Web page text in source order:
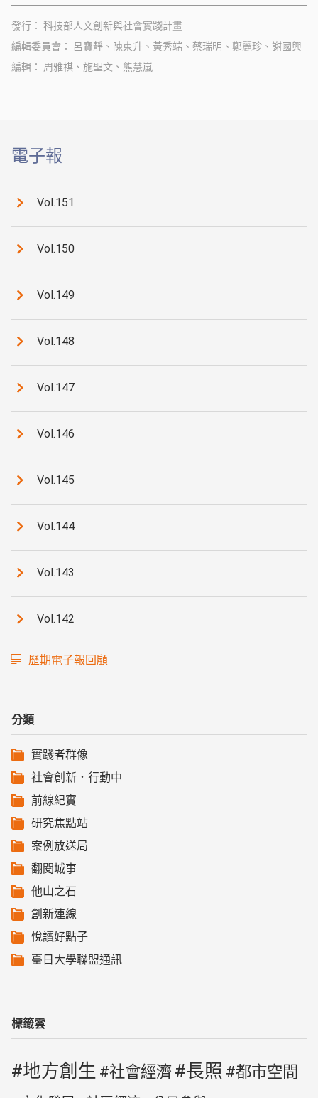
發行
科技部人文創新與社會實踐計畫
編輯委員會
呂寶靜、陳東升、黃秀端、蔡瑞明、鄭麗珍、謝國興
編輯
周雅祺、施聖文、熊慧嵐
電子報
Vol.151
Vol.150
Vol.149
Vol.148
Vol.147
Vol.146
Vol.145
Vol.144
Vol.143
Vol.142
歷期電子報回顧
分類
實踐者群像
社會創新．行動中
前線紀實
研究焦點站
案例放送局
翻閱城事
他山之石
創新連線
悅讀好點子
臺日大學聯盟通訊
標籤雲
地方創生 社會經濟 長照 都市空間